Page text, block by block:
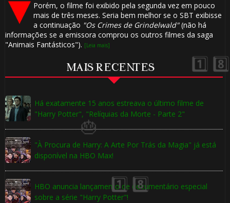
Porém, o filme foi exibido pela segunda vez em pouco
mais de três meses. Seria bem melhor se o SBT exibisse
a continuação "Os Crimes de Grindelwald"(não há
informações se a emissora comprou os outros filmes da saga
"Animais Fantásticos"). [Leia mais]
MAIS RECENTES
Há exatamente 15 anos estreava o último filme de
"Harry Potter", "Relíquias da Morte - Parte 2"
"À Procura de Harry: A Arte Por Trás da Magia" já está
disponível na HBO Max!
HBO anuncia lançamento de documentário especial
sobre a série "Harry Potter"!
⚡
🎈